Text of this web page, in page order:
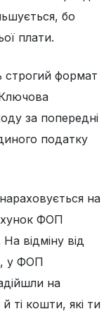
бо
плати.
строгий формат
за попередні
податку
на
ФОП
відміну від
у ФОП
на
ті кошти, які ти